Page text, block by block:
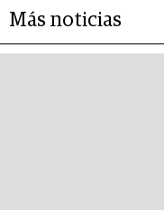
Más noticias